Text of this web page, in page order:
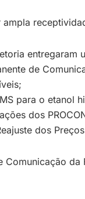
entregaram
de
para o etanol
dos
dos
Comunicação da